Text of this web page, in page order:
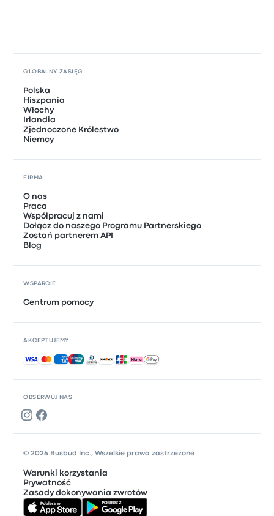
OBSERWUJ NAS
GLOBALNY ZASIĘG
Polska
Hiszpania
Włochy
Irlandia
Zjednoczone Królestwo
Niemcy
FIRMA
O nas
Praca
Współpracuj z nami
Dołącz do naszego Programu Partnerskiego
Zostań partnerem API
Blog
WSPARCIE
Centrum pomocy
AKCEPTUJEMY
Akceptowane płatności
© 2026 Busbud Inc., Wszelkie prawa zastrzeżone
Warunki korzystania
Prywatność
Zasady dokonywania zwrotów